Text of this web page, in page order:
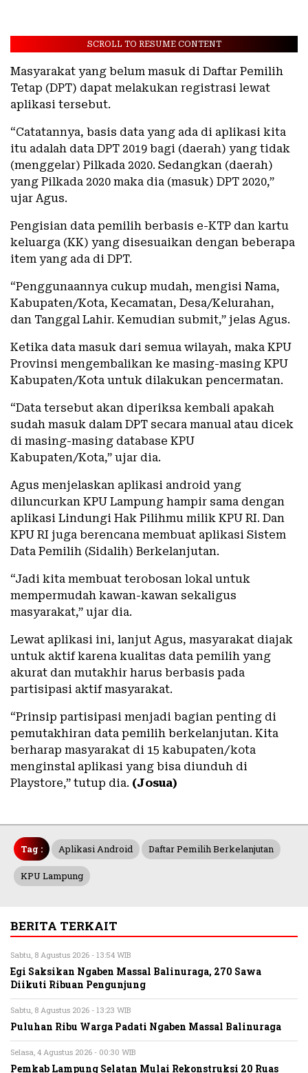
SCROLL TO RESUME CONTENT
Masyarakat yang belum masuk di Daftar Pemilih
Tetap (DPT) dapat melakukan registrasi lewat
aplikasi tersebut.
“Catatannya, basis data yang ada di aplikasi kita
itu adalah data DPT 2019 bagi (daerah) yang tidak
(menggelar) Pilkada 2020. Sedangkan (daerah)
yang Pilkada 2020 maka dia (masuk) DPT 2020,”
ujar Agus.
Pengisian data pemilih berbasis e-KTP dan kartu
keluarga (KK) yang disesuaikan dengan beberapa
item yang ada di DPT.
“Penggunaannya cukup mudah, mengisi Nama,
Kabupaten/Kota, Kecamatan, Desa/Kelurahan,
dan Tanggal Lahir. Kemudian submit,” jelas Agus.
Ketika data masuk dari semua wilayah, maka KPU
Provinsi mengembalikan ke masing-masing KPU
Kabupaten/Kota untuk dilakukan pencermatan.
“Data tersebut akan diperiksa kembali apakah
sudah masuk dalam DPT secara manual atau dicek
di masing-masing database KPU
Kabupaten/Kota,” ujar dia.
Agus menjelaskan aplikasi android yang
diluncurkan KPU Lampung hampir sama dengan
aplikasi Lindungi Hak Pilihmu milik KPU RI. Dan
KPU RI juga berencana membuat aplikasi Sistem
Data Pemilih (Sidalih) Berkelanjutan.
“Jadi kita membuat terobosan lokal untuk
mempermudah kawan-kawan sekaligus
masyarakat,” ujar dia.
Lewat aplikasi ini, lanjut Agus, masyarakat diajak
untuk aktif karena kualitas data pemilih yang
akurat dan mutakhir harus berbasis pada
partisipasi aktif masyarakat.
“Prinsip partisipasi menjadi bagian penting di
pemutakhiran data pemilih berkelanjutan. Kita
berharap masyarakat di 15 kabupaten/kota
menginstal aplikasi yang bisa diunduh di
Playstore,” tutup dia. (Josua)
Tag : Aplikasi Android Daftar Pemilih Berkelanjutan
KPU Lampung
BERITA TERKAIT
Sabtu, 8 Agustus 2026 - 13:54 WIB
Egi Saksikan Ngaben Massal Balinuraga, 270 Sawa
Diikuti Ribuan Pengunjung
Sabtu, 8 Agustus 2026 - 13:23 WIB
Puluhan Ribu Warga Padati Ngaben Massal Balinuraga
Selasa, 4 Agustus 2026 - 00:30 WIB
Pemkab Lampung Selatan Mulai Rekonstruksi 20 Ruas